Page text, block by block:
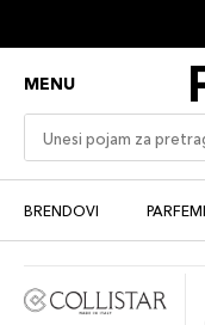
MENU
BRENDOVI PARFEMI